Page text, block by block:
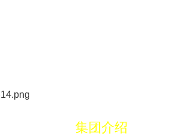
集团介绍